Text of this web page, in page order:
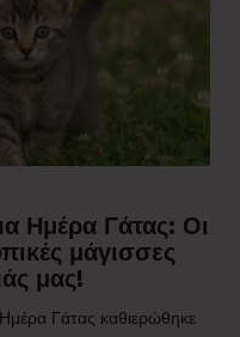
Ημέρα Γάτας: Οι
μάγισσες
μας!
Γάτας καθιερώθηκε